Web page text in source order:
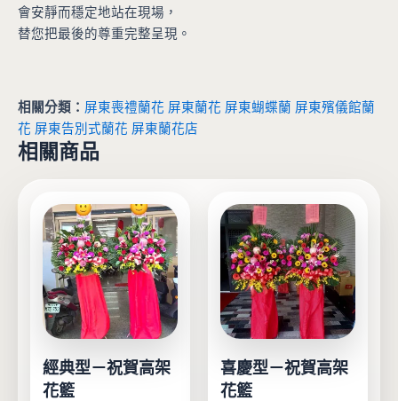
會安靜而穩定地站在現場，
替您把最後的尊重完整呈現。
相關分類： 屏東喪禮蘭花 屏東蘭花 屏東蝴蝶蘭 屏東殯儀館蘭
花 屏東告別式蘭花 屏東蘭花店
相關商品
經典型－祝賀高架
花籃
喜慶型－祝賀高架
花籃